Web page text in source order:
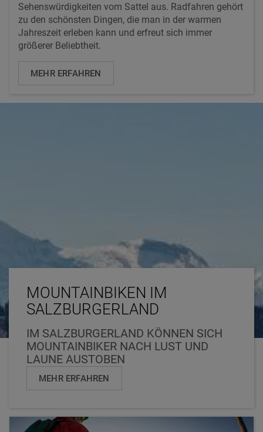
Sehenswürdigkeiten vom Sattel aus. Radfahren gehört
zu den schönsten Dingen, die man in der warmen
Jahreszeit erleben kann und erfreut sich immer
größerer Beliebtheit.
MEHR ERFAHREN
MOUNTAINBIKEN IM
SALZBURGERLAND
IM SALZBURGERLAND KÖNNEN SICH
MOUNTAINBIKER NACH LUST UND
LAUNE AUSTOBEN
MEHR ERFAHREN